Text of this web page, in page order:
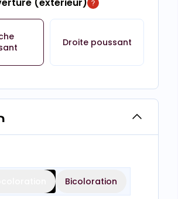
Droite poussant
Bicoloration